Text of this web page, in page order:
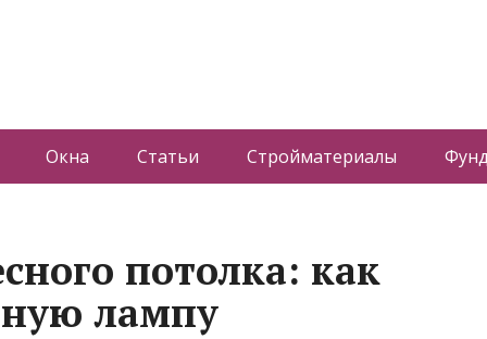
Окна Статьи Стройматериалы
потолка: как
лампу